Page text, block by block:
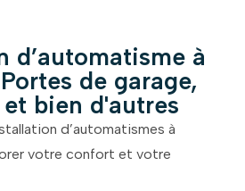
d’automatisme à
de garage,
bien d'autres
d’automatismes à
votre confort et votre